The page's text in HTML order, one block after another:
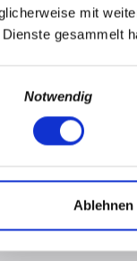
mit
gesammelt
Notwendig
Ablehnen
Abs. 1 lit. b
1 lit. a
vollständigen
von